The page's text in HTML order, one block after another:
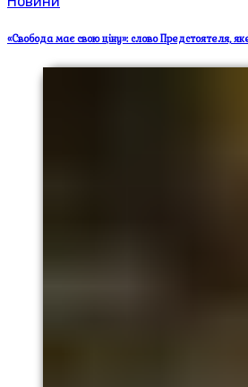
«Свобода має свою ціну»: слово Предстоятеля,